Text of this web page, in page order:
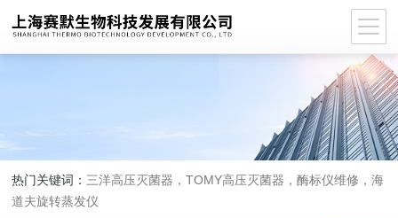
热门关键词： 三洋高压灭菌器，TOMY高压灭菌器，酶标仪维修，海
道夫旋转蒸发仪